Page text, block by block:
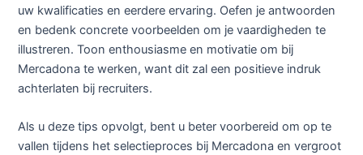
uw kwalificaties en eerdere ervaring. Oefen je antwoorden
en bedenk concrete voorbeelden om je vaardigheden te
illustreren. Toon enthousiasme en motivatie om bij
Mercadona te werken, want dit zal een positieve indruk
achterlaten bij recruiters.
Als u deze tips opvolgt, bent u beter voorbereid om op te
vallen tijdens het selectieproces bij Mercadona en vergroot